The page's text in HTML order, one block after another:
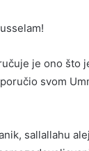
je ono što
svom
sallallahu